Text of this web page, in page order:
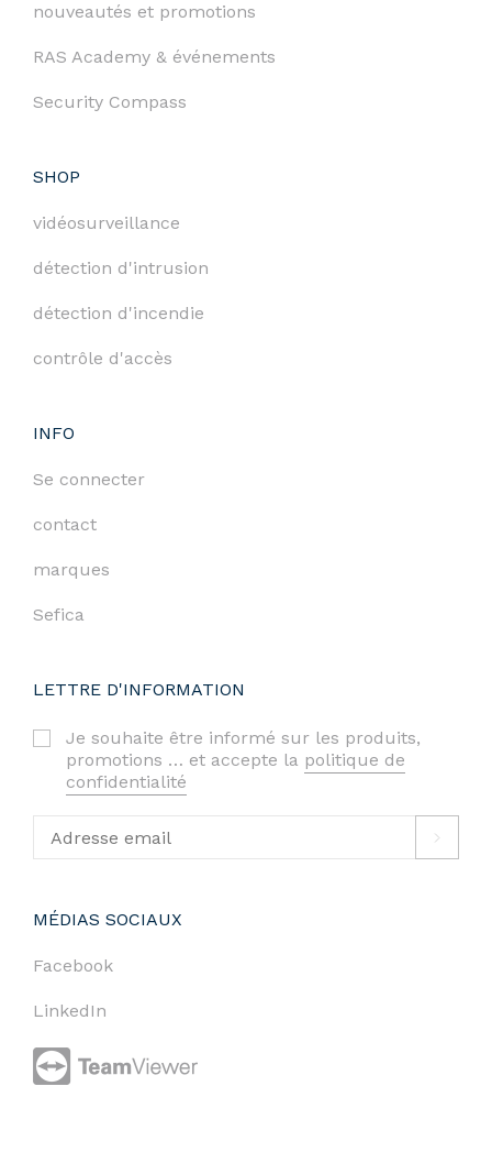
nouveautés et promotions
RAS Academy & événements
Security Compass
SHOP
vidéosurveillance
détection d'intrusion
détection d'incendie
contrôle d'accès
INFO
Se connecter
contact
marques
Sefica
LETTRE D'INFORMATION
Je souhaite être informé sur les produits,
promotions … et accepte la politique de
confidentialité
MÉDIAS SOCIAUX
Facebook
LinkedIn